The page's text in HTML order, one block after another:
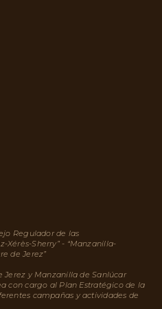
Regulador de las
Xérès-Sherry” - “Manzanilla-
de Jerez”
Jerez y Manzanilla de Sanlúcar
con cargo al Plan Estratégico de la
campañas y actividades de